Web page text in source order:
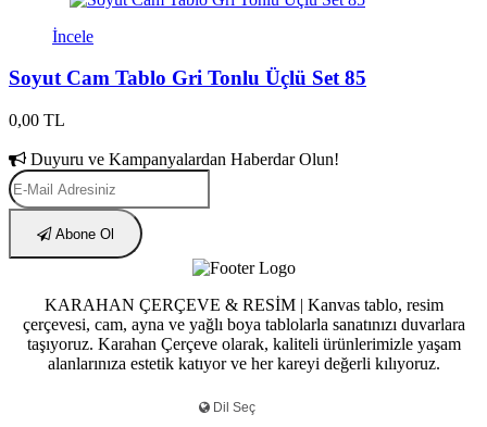
İncele
Soyut Cam Tablo Gri Tonlu Üçlü Set 85
0,00 TL
Duyuru ve Kampanyalardan Haberdar Olun!
Abone Ol
KARAHAN ÇERÇEVE & RESİM | Kanvas tablo, resim
çerçevesi, cam, ayna ve yağlı boya tablolarla sanatınızı duvarlara
taşıyoruz. Karahan Çerçeve olarak, kaliteli ürünlerimizle yaşam
alanlarınıza estetik katıyor ve her kareyi değerli kılıyoruz.